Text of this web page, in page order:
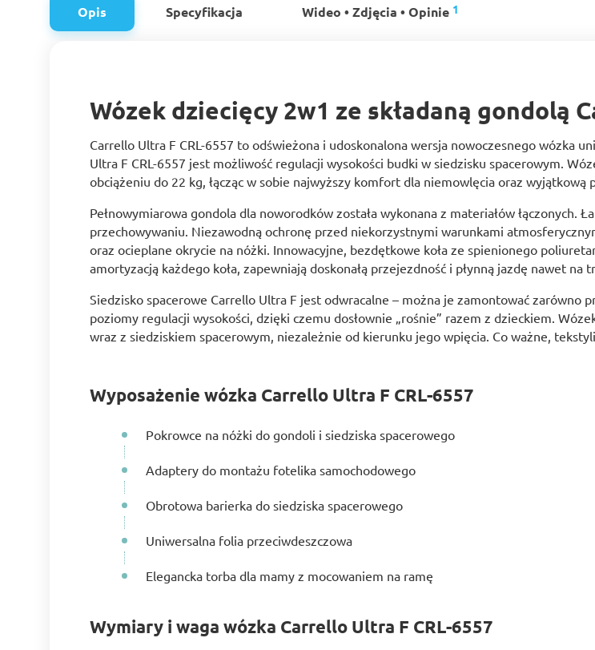
Opis Specyfikacja Wideo • Zdjęcia • Opinie 1
Wózek dziecięcy 2w1 ze składaną gondolą
Carrello Ultra F CRL-6557 to odświeżona i udoskonalona wersja nowoczesnego wózka
Ultra F CRL-6557 jest możliwość regulacji wysokości budki w siedzisku spacerowym.
obciążeniu do 22 kg, łącząc w sobie najwyższy komfort dla niemowlęcia oraz wyjątkową
Pełnowymiarowa gondola dla noworodków została wykonana z materiałów łączonych.
przechowywaniu. Niezawodną ochronę przed niekorzystnymi warunkami
oraz ocieplane okrycie na nóżki. Innowacyjne, bezdętkowe koła ze spienionego
amortyzacją każdego koła, zapewniają doskonałą przejezdność i płynną jazdę nawet na
Siedzisko spacerowe Carrello Ultra F jest odwracalne – można je zamontować zarówno
poziomy regulacji wysokości, dzięki czemu dosłownie „rośnie” razem z dzieckiem.
wraz z siedziskiem spacerowym, niezależnie od kierunku jego wpięcia. Co ważne,
Wyposażenie wózka Carrello Ultra F CRL-6557
Pokrowce na nóżki do gondoli i siedziska spacerowego
Adaptery do montażu fotelika samochodowego
Obrotowa barierka do siedziska spacerowego
Uniwersalna folia przeciwdeszczowa
Elegancka torba dla mamy z mocowaniem na ramę
Wymiary i waga wózka Carrello Ultra F CRL-6557